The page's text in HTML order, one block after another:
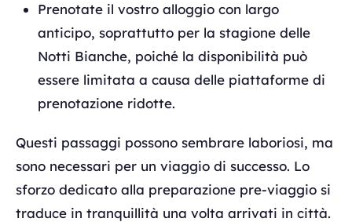
Prenotate il vostro alloggio con largo
anticipo, soprattutto per la stagione delle
Notti Bianche, poiché la disponibilità può
essere limitata a causa delle piattaforme di
prenotazione ridotte.
Questi passaggi possono sembrare laboriosi, ma
sono necessari per un viaggio di successo. Lo
sforzo dedicato alla preparazione pre-viaggio si
traduce in tranquillità una volta arrivati in città.